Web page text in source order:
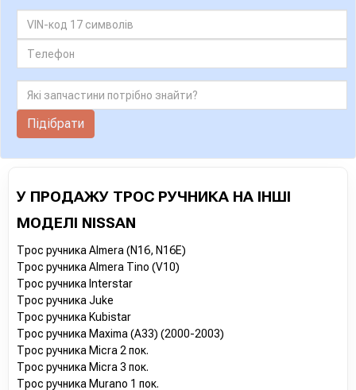
Підібрати
У ПРОДАЖУ ТРОС РУЧНИКА НА ІНШІ
МОДЕЛІ NISSAN
Трос ручника Almera (N16, N16E)
Трос ручника Almera Tino (V10)
Трос ручника Interstar
Трос ручника Juke
Трос ручника Kubistar
Трос ручника Maxima (A33) (2000-2003)
Трос ручника Micra 2 пок.
Трос ручника Micra 3 пок.
Трос ручника Murano 1 пок.